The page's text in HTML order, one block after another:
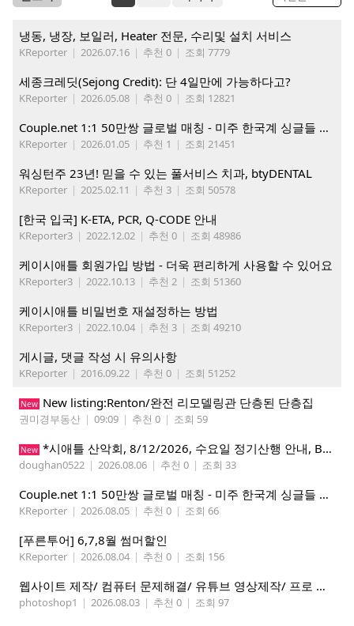
냉동, 냉장, 보일러, Heater 전문, 수리및 설치 서비스
KReporter | 2026.07.16 | 추천 0 | 조회 7779
세종크레딧(Sejong Credit): 단 4일만에 가능하다고?
KReporter | 2026.05.08 | 추천 0 | 조회 12821
Couple.net 1:1 50만쌍 글로벌 매칭 - 미주 한국계 싱글들 모이세요
KReporter | 2026.01.05 | 추천 1 | 조회 21451
워싱턴주 23년! 믿을 수 있는 풀서비스 치과, btyDENTAL
KReporter | 2025.02.11 | 추천 3 | 조회 50578
[한국 입국] K-ETA, PCR, Q-CODE 안내
KReporter3 | 2022.12.02 | 추천 0 | 조회 48986
케이시애틀 회원가입 방법 - 더욱 편리하게 사용할 수 있어요
KReporter3 | 2022.10.13 | 추천 2 | 조회 51360
케이시애틀 비밀번호 재설정하는 방법
KReporter3 | 2022.10.04 | 추천 3 | 조회 49210
게시글, 댓글 작성 시 유의사항
KReporter | 2016.09.22 | 추천 0 | 조회 51252
New New listing:Renton/완전 리모델링관 단층된 단층집
권미경부동산 | 09:09 | 추천 0 | 조회 59
New *시애틀 산악회, 8/12/2026, 수요일 정기산행 안내, Beckler Peak*
doughan0522 | 2026.08.06 | 추천 0 | 조회 33
Couple.net 1:1 50만쌍 글로벌 매칭 - 미주 한국계 싱글들 모이세요
KReporter | 2026.08.05 | 추천 0 | 조회 66
[푸른투어] 6,7,8월 썸머할인
KReporter | 2026.08.04 | 추천 0 | 조회 156
웹사이트 제작/ 컴퓨터 문제해결/ 유튜브 영상제작/ 프로 사진촬영
photoshop1 | 2026.08.03 | 추천 0 | 조회 97